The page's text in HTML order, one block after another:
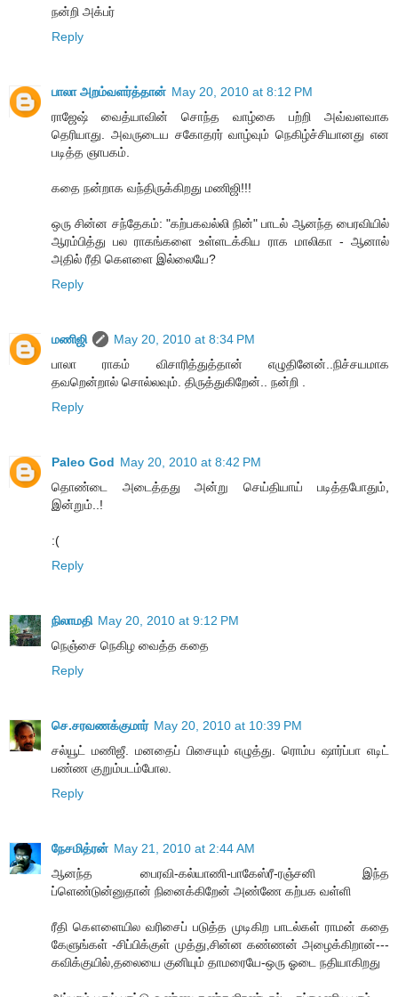
நன்றி அக்பர்
Reply
பாலா அறம்வளர்த்தான் May 20, 2010 at 8:12 PM
ராஜேஷ் வைத்யாவின் சொந்த வாழ்கை பற்றி அவ்வளவாக
தெரியாது. அவருடைய சகோதரர் வாழ்வும் நெகிழ்ச்சியானது என
படித்த ஞாபகம்.
கதை நன்றாக வந்திருக்கிறது மணிஜி!!!
ஒரு சின்ன சந்தேகம்: "கற்பகவல்லி நின்" பாடல் ஆனந்த பைரவியில்
ஆரம்பித்து பல ராகங்களை உள்ளடக்கிய ராக மாலிகா - ஆனால்
அதில் ரீதி கெளளை இல்லையே?
Reply
மணிஜி
May 20, 2010 at 8:34 PM
பாலா ராகம் விசாரித்துத்தான் எழுதினேன்..நிச்சயமாக
தவறென்றால் சொல்லவும். திருத்துகிறேன்.. நன்றி .
Reply
Paleo God May 20, 2010 at 8:42 PM
தொண்டை அடைத்தது அன்று செய்தியாய் படித்தபோதும்,
இன்றும்..!
:(
Reply
நிலாமதி May 20, 2010 at 9:12 PM
நெஞ்சை நெகிழ வைத்த கதை
Reply
செ.சரவணக்குமார் May 20, 2010 at 10:39 PM
சல்யூட் மணிஜீ. மனதைப் பிசையும் எழுத்து. ரொம்ப ஷார்ப்பா எடிட்
பண்ண குறும்படம்போல.
Reply
நேசமித்ரன் May 21, 2010 at 2:44 AM
ஆனந்த பைரவி-கல்யாணி-பாகேஸ்ரீ-ரஞ்சனி இந்த
ப்ளெண்டுன்னுதான் நினைக்கிறேன் அண்ணே கற்பக வள்ளி
ரீதி கௌளையில வரிசைப் படுத்த முடிகிற பாடல்கள் ராமன் கதை
கேளுங்கள் -சிப்பிக்குள் முத்து,சின்ன கண்ணன் அழைக்கிறான்---
கவிக்குயில்,தலையை குனியும் தாமரையே-ஒரு ஓடை நதியாகிறது